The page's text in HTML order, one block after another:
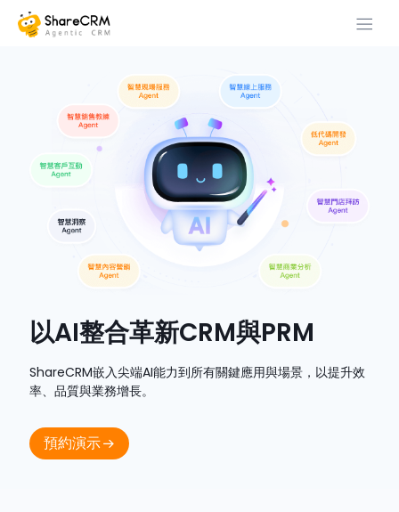
以AI整合革新CRM與PRM
ShareCRM嵌入尖端AI能力到所有關鍵應用與場景，以提升效
率、品質與業務增長。
預約演示